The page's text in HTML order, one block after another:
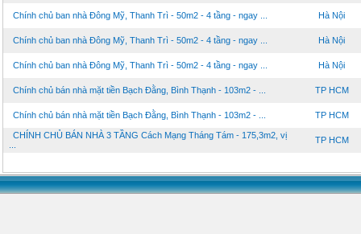
Chính chủ ban nhà Đông Mỹ, Thanh Trì - 50m2 - 4 tầng - ngay ... Hà Nội
Chính chủ ban nhà Đông Mỹ, Thanh Trì - 50m2 - 4 tầng - ngay ... Hà Nội
Chính chủ ban nhà Đông Mỹ, Thanh Trì - 50m2 - 4 tầng - ngay ... Hà Nội
Chính chủ bán nhà mặt tiền Bạch Đằng, Bình Thạnh - 103m2 - ... TP HCM
Chính chủ bán nhà mặt tiền Bạch Đằng, Bình Thạnh - 103m2 - ... TP HCM
CHÍNH CHỦ BÁN NHÀ 3 TẦNG Cách Mạng Tháng Tám - 175,3m2, vị
TP HCM